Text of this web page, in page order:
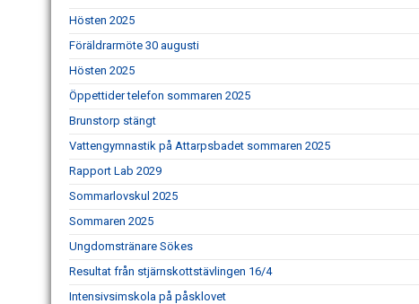
Hösten 2025
Föräldrarmöte 30 augusti
Hösten 2025
Öppettider telefon sommaren 2025
Brunstorp stängt
Vattengymnastik på Attarpsbadet sommaren 2025
Rapport Lab 2029
Sommarlovskul 2025
Sommaren 2025
Ungdomstränare Sökes
Resultat från stjärnskottstävlingen 16/4
Intensivsimskola på påsklovet